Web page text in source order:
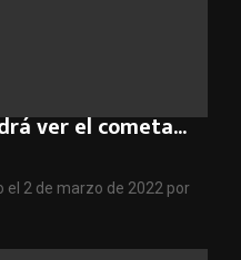
ver el cometa...
el 2 de marzo de 2022 por